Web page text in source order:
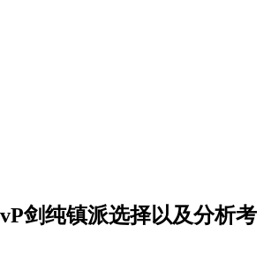
剑纯镇派选择以及分析考